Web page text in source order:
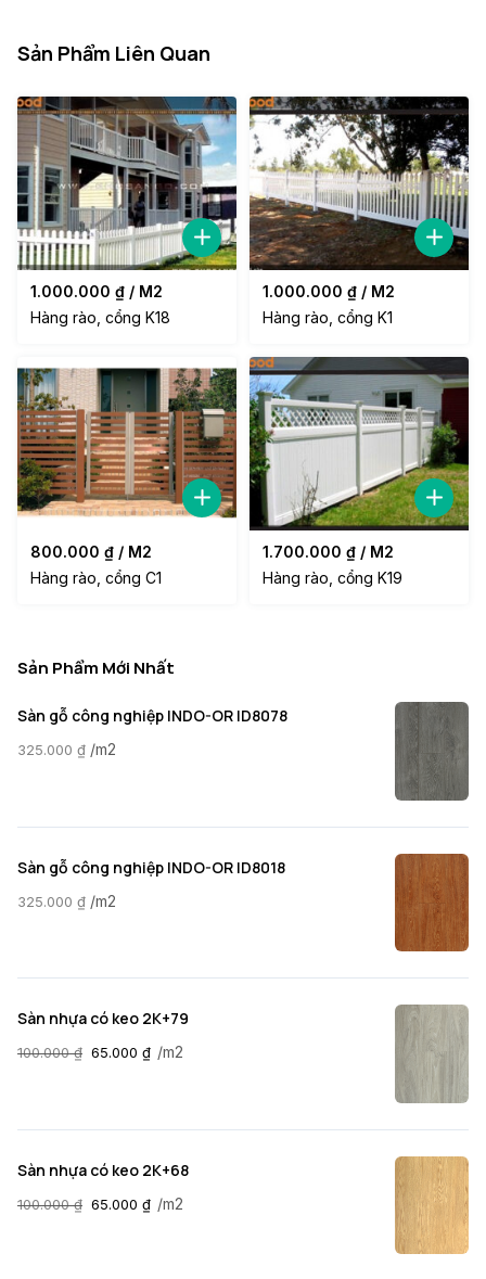
Sản Phẩm Liên Quan
1.000.000 ₫ / M2
Hàng rào, cổng K18
1.000.000 ₫ / M2
Hàng rào, cổng K1
800.000 ₫ / M2
Hàng rào, cổng C1
1.700.000 ₫ / M2
Hàng rào, cổng K19
Sản Phẩm Mới Nhất
Sàn gỗ công nghiệp INDO-OR ID8078
325.000 ₫ /m2
Sàn gỗ công nghiệp INDO-OR ID8018
325.000 ₫ /m2
Sàn nhựa có keo 2K+79
100.000₫ 65.000 ₫ /m2
Sàn nhựa có keo 2K+68
100.000₫ 65.000 ₫ /m2